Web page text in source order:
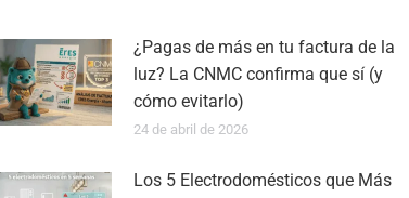
¿Pagas de más en tu factura de la
luz? La CNMC confirma que sí (y
cómo evitarlo)
24 de abril de 2026
Los 5 Electrodomésticos que Más